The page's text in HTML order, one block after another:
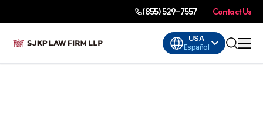
(855) 529-7557 Contact Us
USA
Español